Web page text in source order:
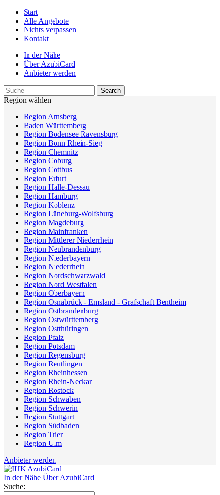
Start
Alle Angebote
Nichts verpassen
Kontakt
In der Nähe
Über AzubiCard
Anbieter werden
Region wählen
Region Arnsberg
Baden Württemberg
Region Bodensee Ravensburg
Region Bonn Rhein-Sieg
Region Chemnitz
Region Coburg
Region Cottbus
Region Erfurt
Region Halle-Dessau
Region Hamburg
Region Koblenz
Region Lüneburg-Wolfsburg
Region Magdeburg
Region Mainfranken
Region Mittlerer Niederrhein
Region Neubrandenburg
Region Niederbayern
Region Niederrhein
Region Nordschwarzwald
Region Nord Westfalen
Region Oberbayern
Region Osnabrück - Emsland - Grafschaft Bentheim
Region Ostbrandenburg
Region Ostwürttemberg
Region Ostthüringen
Region Pfalz
Region Potsdam
Region Regensburg
Region Reutlingen
Region Rheinhessen
Region Rhein-Neckar
Region Rostock
Region Schwaben
Region Schwerin
Region Stuttgart
Region Südbaden
Region Trier
Region Ulm
Anbieter werden
In der Nähe Über AzubiCard
Suche: